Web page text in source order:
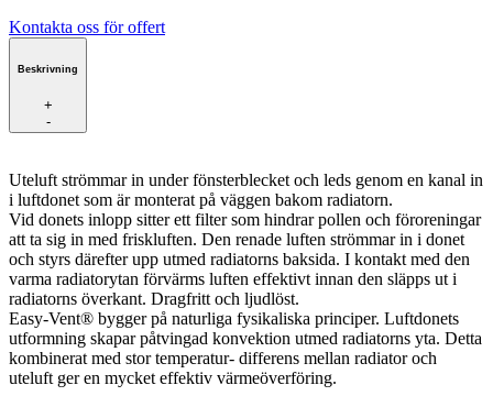
Kontakta oss för offert
Beskrivning
+
-
Uteluft strömmar in under fönsterblecket och leds genom en kanal in
i luftdonet som är monterat på väggen bakom radiatorn.
Vid donets inlopp sitter ett filter som hindrar pollen och föroreningar
att ta sig in med friskluften. Den renade luften strömmar in i donet
och styrs därefter upp utmed radiatorns baksida. I kontakt med den
varma radiatorytan förvärms luften effektivt innan den släpps ut i
radiatorns överkant. Dragfritt och ljudlöst.
Easy-Vent® bygger på naturliga fysikaliska principer. Luftdonets
utformning skapar påtvingad konvektion utmed radiatorns yta. Detta
kombinerat med stor temperatur- differens mellan radiator och
uteluft ger en mycket effektiv värmeöverföring.